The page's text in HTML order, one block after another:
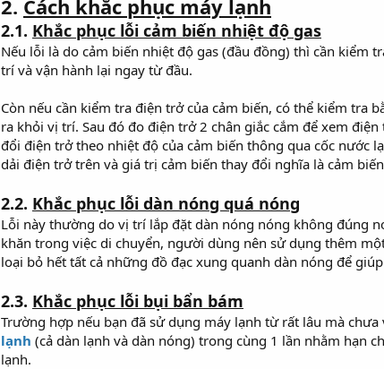
2. Cách khắc phục máy lạnh
2.1. Khắc phục lỗi cảm biến nhiệt độ gas
Nếu lỗi là do cảm biến nhiệt độ gas (đầu đồng) thì cần kiểm
trí và vận hành lại ngay từ đầu.
Còn nếu cần kiểm tra điện trở của cảm biến, có thể kiểm tra
ra khỏi vị trí. Sau đó đo điện trở 2 chân giắc cắm để xem
đổi điện trở theo nhiệt độ của cảm biến thông qua cốc nước
dải điện trở trên và giá trị cảm biến thay đổi nghĩa là cảm
2.2. Khắc phục lỗi dàn nóng quá nóng
Lỗi này thường do vị trí lắp đặt dàn nóng nóng không đúng
khăn trong việc di chuyển, người dùng nên sử dụng thêm
loại bỏ hết tất cả những đồ đạc xung quanh dàn nóng để
2.3. Khắc phục lỗi bụi bẩn bám
Trường hợp nếu bạn đã sử dụng máy lạnh từ rất lâu mà
lạnh (cả dàn lạnh và dàn nóng) trong cùng 1 lần nhằm hạn
lạnh.